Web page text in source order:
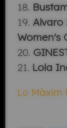
18.
19. Alvaro
Women's
20.
21. Lola
Lo Màxim